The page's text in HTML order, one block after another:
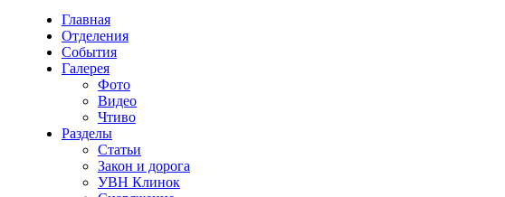
Главная
Отделения
События
Галерея
Фото
Видео
Чтиво
Разделы
Статьи
Закон и дорога
УВН Клинок